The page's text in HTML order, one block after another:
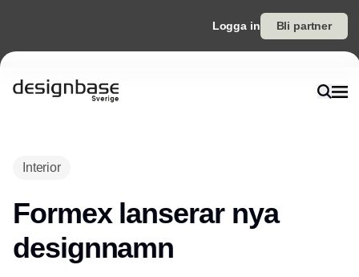
Logga in Bli partner
Interior
Formex lanserar nya
designnamn